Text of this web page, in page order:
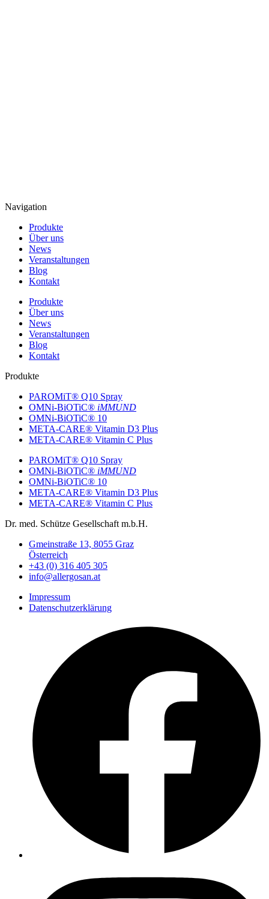
Navigation
Produkte
Über uns
News
Veranstaltungen
Blog
Kontakt
Produkte
Über uns
News
Veranstaltungen
Blog
Kontakt
Produkte
PAROMiT® Q10 Spray
OMNi-BiOTiC® iMMUND
OMNi-BiOTiC® 10
META-CARE® Vitamin D3 Plus
META-CARE® Vitamin C Plus
PAROMiT® Q10 Spray
OMNi-BiOTiC® iMMUND
OMNi-BiOTiC® 10
META-CARE® Vitamin D3 Plus
META-CARE® Vitamin C Plus
Dr. med. Schütze Gesellschaft m.b.H.
Gmeinstraße 13, 8055 Graz
Österreich
+43 (0) 316 405 305
info@allergosan.at
Impressum
Datenschutzerklärung